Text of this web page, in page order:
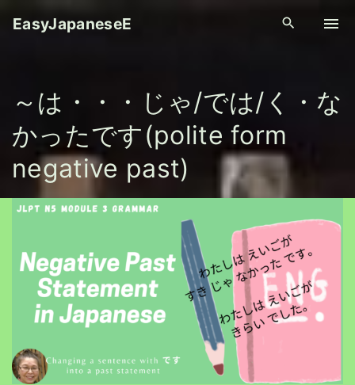
t
EasyJapaneseE
～は・・・じゃ/では/く・な
かったです(polite form
negative past)